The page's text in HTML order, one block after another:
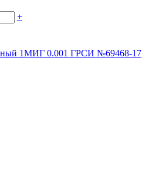
+
1МИГ 0.001 ГРСИ №69468-17